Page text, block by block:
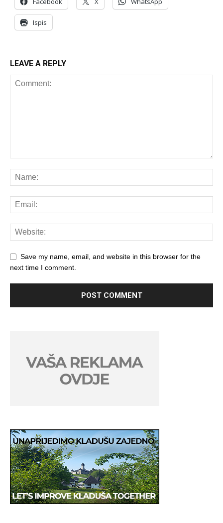
Ispis
LEAVE A REPLY
Save my name, email, and website in this browser for the
next time I comment.